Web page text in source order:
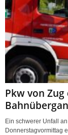
Pkw von
Ein schwerer Unfall
Donnerstagvormittag